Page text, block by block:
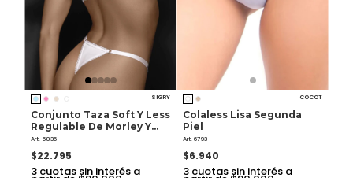
SIGRY
Conjunto Taza Soft Y Less
Regulable De Morley Y
Puntilla
Art. 5836
$22.795
3 cuotas sin interés a
COCOT
Colaless Lisa Segunda
Piel
Art. 6793
$6.940
3 cuotas sin interés a